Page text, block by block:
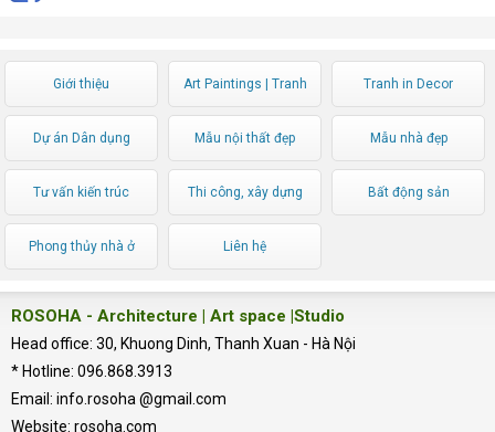
Giới thiệu Art Paintings | Tranh
Nghệ thuật
Tranh in Decor
Dự án Dân dụng Mẫu nội thất đẹp Mẫu nhà đẹp
Tư vấn kiến trúc Thi công, xây dựng Bất động sản
Phong thủy nhà ở Liên hệ
ROSOHA - Architecture | Art space |Studio
Head office: 30, Khuong Dinh, Thanh Xuan - Hà Nội
* Hotline: 096.868.3913
Email: info.rosoha @gmail.com
Website: rosoha.com